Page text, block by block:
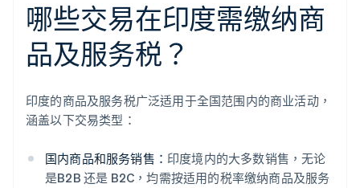
哪些交易在印度需缴纳商
品及服务税？
印度的商品及服务税广泛适用于全国范围内的商业活动，
涵盖以下交易类型：
国内商品和服务销售： 印度境内的大多数销售，无论
是B2B 还是 B2C，均需按适用的税率缴纳商品及服务